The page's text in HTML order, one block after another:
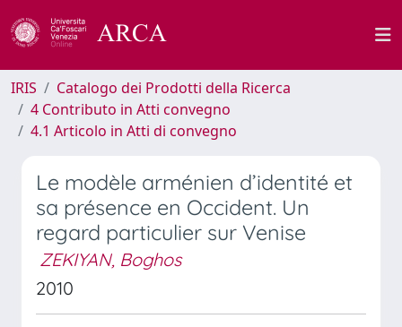
IRIS
Catalogo dei Prodotti della Ricerca
4 Contributo in Atti convegno
4.1 Articolo in Atti di convegno
Le modèle arménien d’identité et
sa présence en Occident. Un
regard particulier sur Venise
ZEKIYAN, Boghos
2010